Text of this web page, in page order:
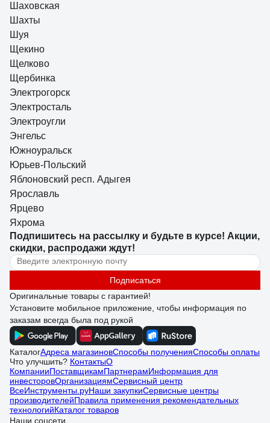
Шаховская
Шахты
Шуя
Щекино
Щелково
Щербинка
Электрогорск
Электросталь
Электроугли
Энгельс
Южноуральск
Юрьев-Польский
Яблоновский респ. Адыгея
Ярославль
Ярцево
Яхрома
Подпишитесь на рассылку и будьте в курсе! Акции,
скидки, распродажи ждут!
Подписаться
Оригинальные товары с гарантией!
Установите мобильное приложение, чтобы информация по
заказам всегда была под рукой
КаталогАдреса магазиновСпособы полученияСпособы оплаты
Что улучшить? КонтактыО
КомпанииПоставщикамПартнерамИнформация для
инвесторовОрганизациямСервисный центр
ВсеИнструменты.руНаши закупкиСервисные центры
производителейПравила применения рекомендательных
технологийКаталог товаров
Наши соцсети